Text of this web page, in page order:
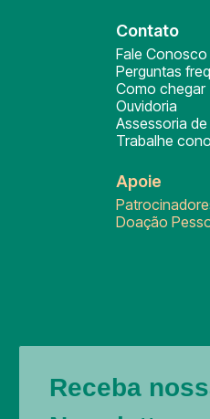
Contato
Fale Conosco
Perguntas
Como chegar
Ouvidoria
Assessoria
Trabalhe
Apoie
Doação